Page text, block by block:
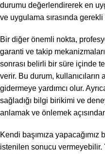
durumu değerlendirerek en
ve uygulama sırasında
Bir diğer önemli nokta,
garanti ve takip
sonrası belirli bir süre içinde
verir. Bu durum,
gidermeye yardımcı olur.
sağladığı bilgi birikimi ve
anlamak ve önlemek
Kendi başımıza
istenilen sonucu vermeyebilir.